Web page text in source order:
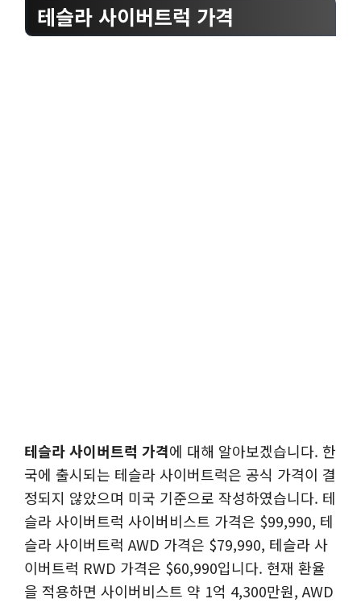
테슬라 사이버트럭 가격
테슬라 사이버트럭 가격에 대해 알아보겠습니다. 한
국에 출시되는 테슬라 사이버트럭은 공식 가격이 결
정되지 않았으며 미국 기준으로 작성하였습니다. 테
슬라 사이버트럭 사이버비스트 가격은 $99,990, 테
슬라 사이버트럭 AWD 가격은 $79,990, 테슬라 사
이버트럭 RWD 가격은 $60,990입니다. 현재 환율
을 적용하면 사이버비스트 약 1억 4,300만원, AWD